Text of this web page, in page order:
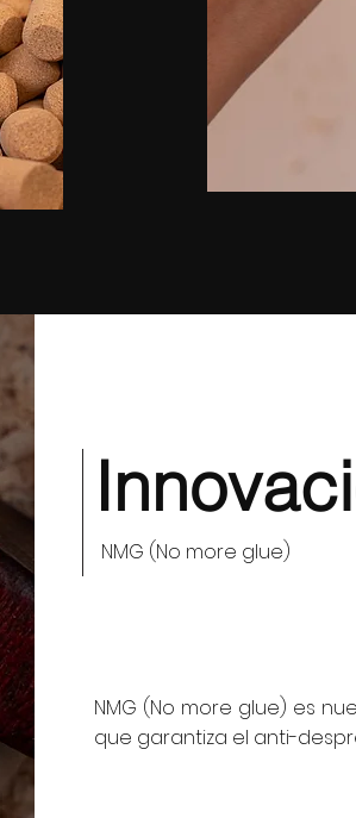
NMG (No more glue)
NMG (No more glue) es
que garantiza el anti-